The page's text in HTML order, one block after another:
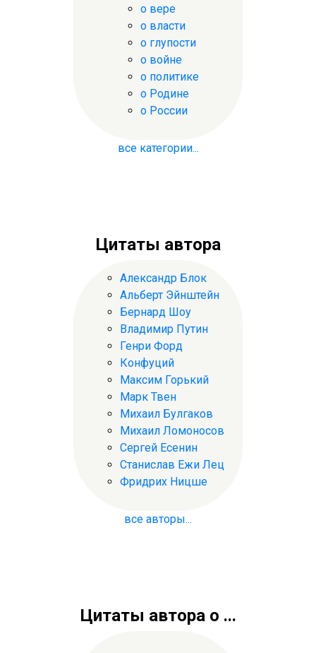
о вере
о власти
о глупости
о войне
о политике
о Родине
о России
все категории...
Цитаты автора
Александр Блок
Альберт Эйнштейн
Бернард Шоу
Владимир Путин
Генри Форд
Конфуций
Максим Горький
Марк Твен
Михаил Булгаков
Михаил Ломоносов
Сергей Есенин
Станислав Ежи Лец
Фридрих Ницше
все авторы...
Цитаты автора о ...